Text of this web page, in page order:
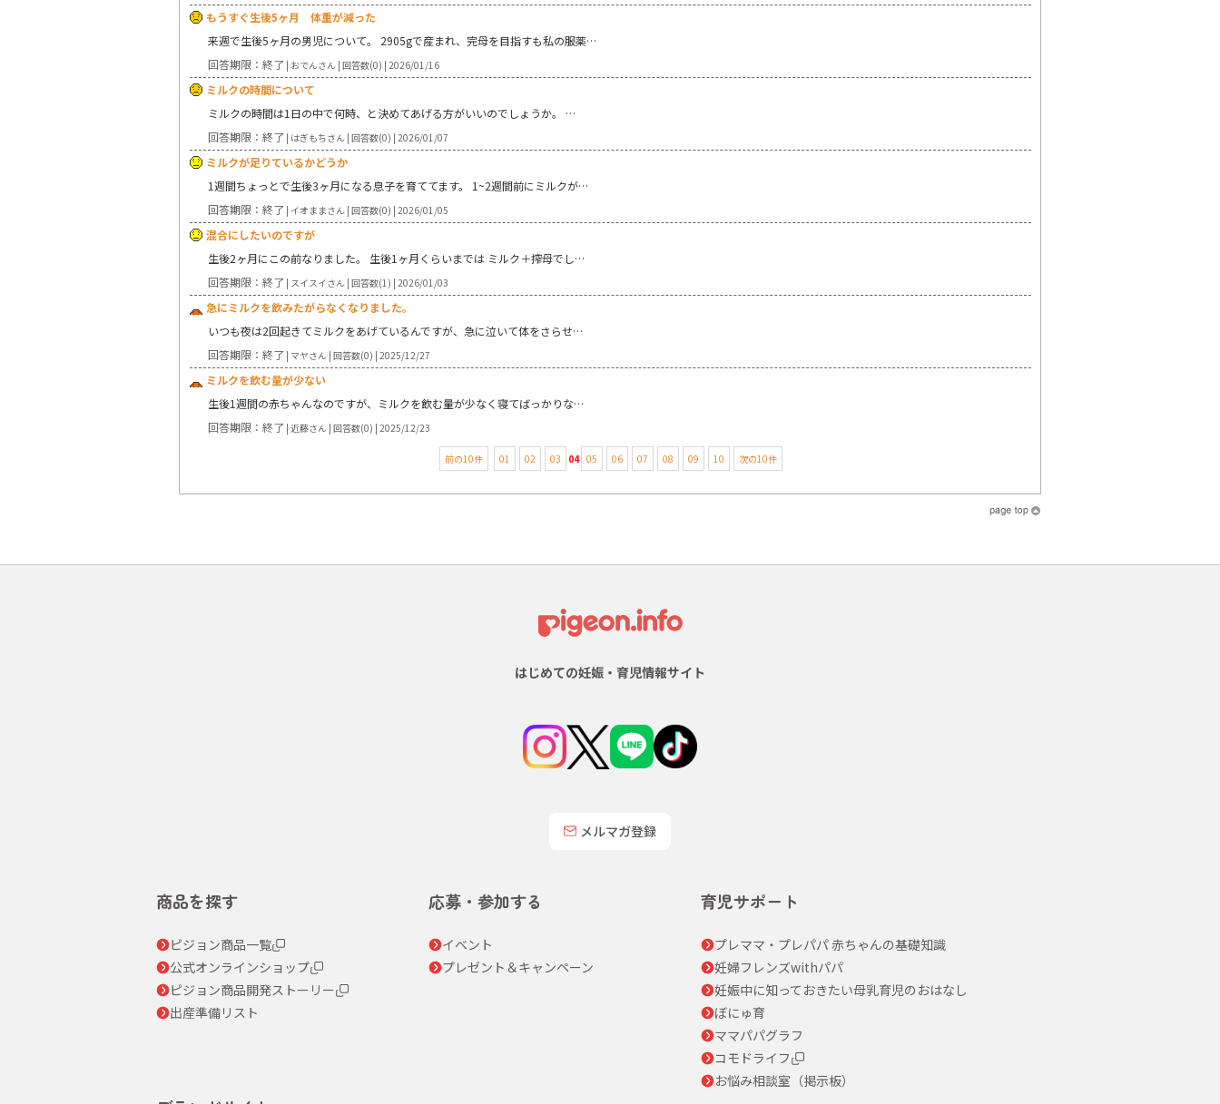
もうすぐ生後5ヶ月 体重が減った
来週で生後5ヶ月の男児について。 2905gで産まれ、完母を目指すも私の服薬…
回答期限：終了 | おでんさん | 回答数(0) | 2026/01/16
ミルクの時間について
ミルクの時間は1日の中で何時、と決めてあげる方がいいのでしょうか。 …
回答期限：終了 | はぎもちさん | 回答数(0) | 2026/01/07
ミルクが足りているかどうか
1週間ちょっとで生後3ヶ月になる息子を育ててます。 1~2週間前にミルクが…
回答期限：終了 | イオままさん | 回答数(0) | 2026/01/05
混合にしたいのですが
生後2ヶ月にこの前なりました。 生後1ヶ月くらいまでは ミルク＋搾母でし…
回答期限：終了 | スイスイさん | 回答数(1) | 2026/01/03
急にミルクを飲みたがらなくなりました。
いつも夜は2回起きてミルクをあげているんですが、急に泣いて体をさらせ…
回答期限：終了 | マヤさん | 回答数(0) | 2025/12/27
ミルクを飲む量が少ない
生後1週間の赤ちゃんなのですが、ミルクを飲む量が少なく寝てばっかりな…
回答期限：終了 | 近藤さん | 回答数(0) | 2025/12/23
前の10件 01 02 03 04 05 06 07 08 09 10 次の10件
はじめての妊娠・育児情報サイト
メルマガ登録
商品を探す
ピジョン商品一覧
公式オンラインショップ
ピジョン商品開発ストーリー
出産準備リスト
応募・参加する
イベント
プレゼント＆キャンペーン
育児サポート
プレママ・プレパパ 赤ちゃんの基礎知識
妊婦フレンズwithパパ
妊娠中に知っておきたい母乳育児のおはなし
ぼにゅ育
ママパパグラフ
コモドライフ
お悩み相談室（掲示板）